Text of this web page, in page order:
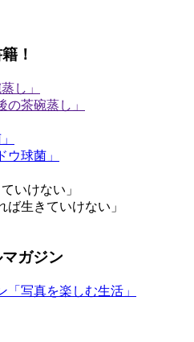
！
し」
いけない」
ガジン
写真を楽しむ生活」